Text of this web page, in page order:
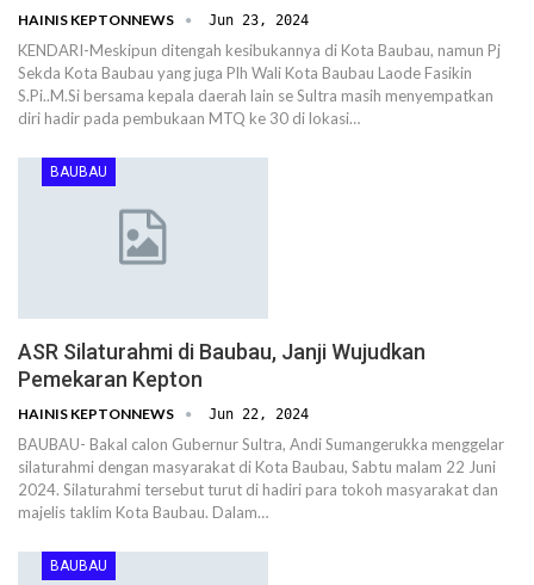
HAINIS KEPTONNEWS Jun 23, 2024
KENDARI-Meskipun ditengah kesibukannya di Kota Baubau, namun Pj
Sekda Kota Baubau yang juga Plh Wali Kota Baubau Laode Fasikin
S.Pi..M.Si bersama kepala daerah lain se Sultra masih menyempatkan
diri hadir pada pembukaan MTQ ke 30 di lokasi…
BAUBAU
ASR Silaturahmi di Baubau, Janji Wujudkan
Pemekaran Kepton
HAINIS KEPTONNEWS Jun 22, 2024
BAUBAU- Bakal calon Gubernur Sultra, Andi Sumangerukka menggelar
silaturahmi dengan masyarakat di Kota Baubau, Sabtu malam 22 Juni
2024. Silaturahmi tersebut turut di hadiri para tokoh masyarakat dan
majelis taklim Kota Baubau. Dalam…
BAUBAU